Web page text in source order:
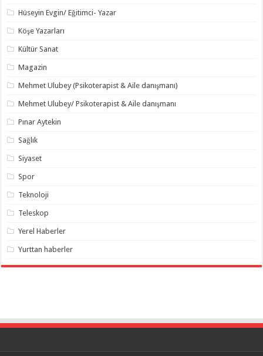
Hüseyin Evgin/ Eğitimci- Yazar
Köşe Yazarları
Kültür Sanat
Magazin
Mehmet Ulubey (Psikoterapist & Aile danışmanı)
Mehmet Ulubey/ Psikoterapist & Aile danışmanı
Pınar Aytekin
Sağlık
Siyaset
Spor
Teknoloji
Teleskop
Yerel Haberler
Yurttan haberler